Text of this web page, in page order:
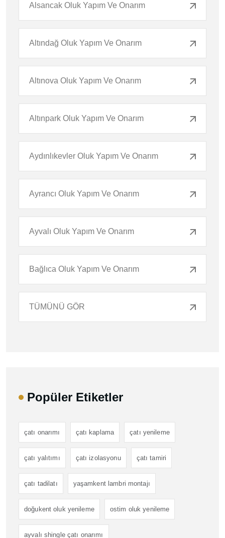
Alsancak Oluk Yapım Ve Onarım
Altındağ Oluk Yapım Ve Onarım
Altınova Oluk Yapım Ve Onarım
Altınpark Oluk Yapım Ve Onarım
Aydınlıkevler Oluk Yapım Ve Onarım
Ayrancı Oluk Yapım Ve Onarım
Ayvalı Oluk Yapım Ve Onarım
Bağlıca Oluk Yapım Ve Onarım
TÜMÜNÜ GÖR
Popüler Etiketler
çatı onarımı çatı kaplama çatı yenileme
çatı yalıtımı çatı izolasyonu çatı tamiri
çatı tadilatı yaşamkent lambri montajı
doğukent oluk yenileme ostim oluk yenileme
ayvalı shingle çatı onarımı